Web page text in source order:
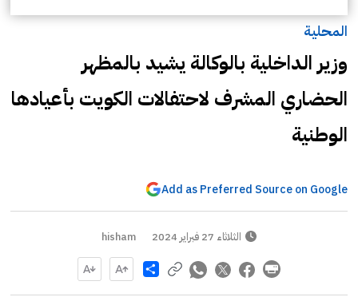
المحلية
وزير الداخلية بالوكالة يشيد بالمظهر
الحضاري المشرف لاحتفالات الكويت بأعيادها
الوطنية
Add as Preferred Source on Google
الثلاثاء 27 فبراير 2024 hisham
Share